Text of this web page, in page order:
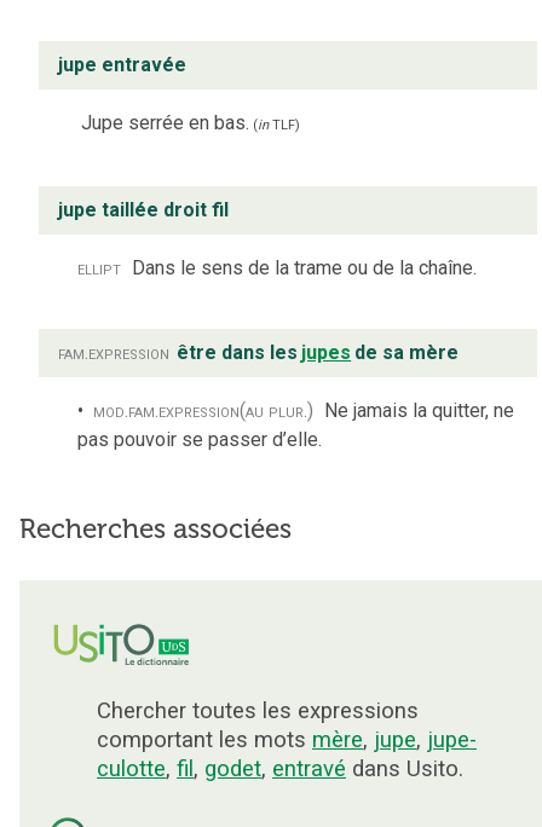
jupe entravée
Jupe serrée en bas. (inTLF)
jupe taillée droit fil
ellipt Dans le sens de la trame ou de la chaîne.
fam.expression être dans les jupes de sa mère
mod.fam.expression(au plur.) Ne jamais la quitter, ne
pas pouvoir se passer d’elle.
Recherches associées
Chercher toutes les expressions
comportant les mots mère, jupe, jupe-
culotte, fil , godet, entravé dans Usito.